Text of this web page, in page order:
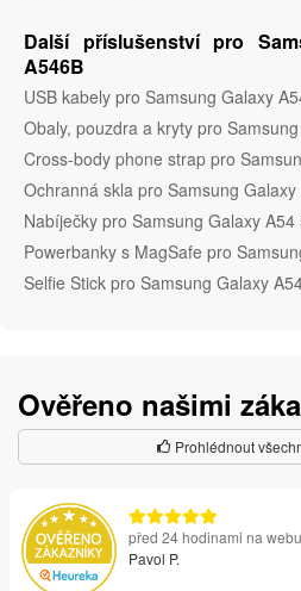
Další příslušenství pro
A546B
USB kabely pro Samsung Galaxy
Obaly, pouzdra a kryty pro
Cross-body phone strap pro
Ochranná skla pro Samsung
Nabíječky pro Samsung Galaxy A54
Powerbanky s MagSafe pro
Selfie Stick pro Samsung Galaxy
Ověřeno našimi
Prohlédnout
před 24 hodinami na
Pavol P.